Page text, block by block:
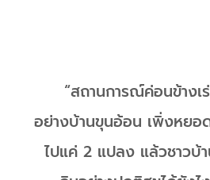
“สถานการณ์ค่อนข้าง
อย่างบ้านขุนอ้อน เพิ่งหยอด
ไปแค่ 2 แปลง แล้วชาวบ้า